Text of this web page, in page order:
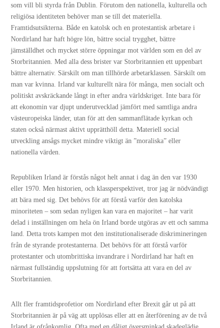
som vill bli styrda från Dublin. Förutom den nationella, kulturella och
religiösa identiteten behöver man se till det materiella.
Framtidsutsikterna. Både en katolsk och en protestantisk arbetare i
Nordirland har haft högre lön, bättre social trygghet, bättre
jämställdhet och mycket större öppningar mot världen som en del av
Storbritannien. Med alla dess brister var Storbritannien ett uppenbart
bättre alternativ. Särskilt om man tillhörde arbetarklassen. Särskilt om
man var kvinna. Irland var kulturellt nära för många, men socialt och
politiskt avskräckande långt in efter andra världskriget. Inte bara för
att ekonomin var djupt underutvecklad jämfört med samtliga andra
västeuropeiska länder, utan för att den sammanflätade kyrkan och
staten också närmast aktivt upprätthöll detta. Materiell social
utveckling ansågs mycket mindre viktigt än ”moraliska” eller
nationella värden.
Republiken Irland är förstås något helt annat i dag än den var 1930
eller 1970. Men historien, och klassperspektivet, tror jag är nödvändigt
att bära med sig. Det behövs för att förstå varför den katolska
minoriteten – som sedan nyligen kan vara en majoritet – har varit
delad i inställningen om hela ön Irland borde utgöras av ett och samma
land. Detta trots kampen mot den institutionaliserade diskrimineringen
från de styrande protestanterna. Det behövs för att förstå varför
protestanter och utombrittiska invandrare i Nordirland har haft en
närmast fullständig uppslutning för att fortsätta att vara en del av
Storbritannien.
Allt fler framtidsprofetior om Nordirland efter Brexit går ut på att
Storbritannien är på väg att upplösas eller att en återförening av de två